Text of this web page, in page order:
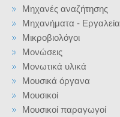
Μηχανές αναζήτησης
Μηχανήματα - Εργαλεία
Μικροβιολόγοι
Μονώσεις
Μονωτικά υλικά
Μουσικά όργανα
Μουσικοί
Μουσικοί παραγωγοί